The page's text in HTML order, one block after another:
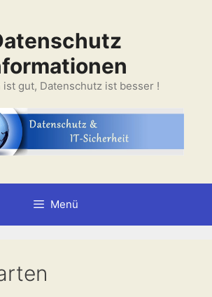
ist gut, Datenschutz ist besser !
Menü